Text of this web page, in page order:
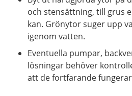
och stensättning, till grus
kan. Grönytor suger upp
igenom vatten.
Eventuella pumpar,
lösningar behöver
att de fortfarande